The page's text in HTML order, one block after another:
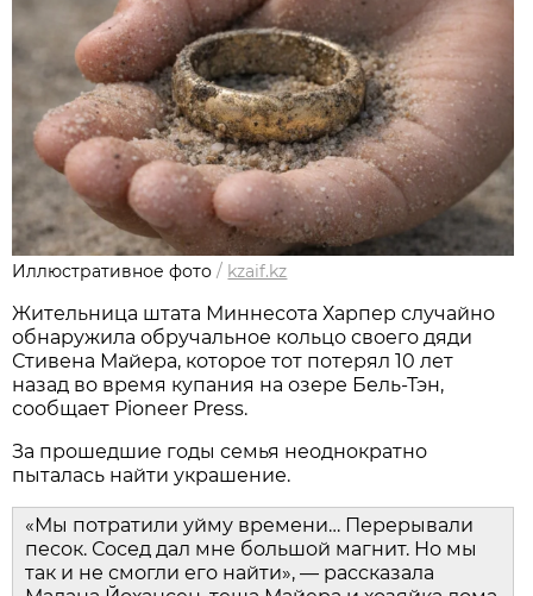
Иллюстративное фото / kzaif.kz
Жительница штата Миннесота Харпер случайно
обнаружила обручальное кольцо своего дяди
Стивена Майера, которое тот потерял 10 лет
назад во время купания на озере Бель-Тэн,
сообщает Pioneer Press.
За прошедшие годы семья неоднократно
пыталась найти украшение.
«Мы потратили уйму времени… Перерывали
песок. Сосед дал мне большой магнит. Но мы
так и не смогли его найти», — рассказала